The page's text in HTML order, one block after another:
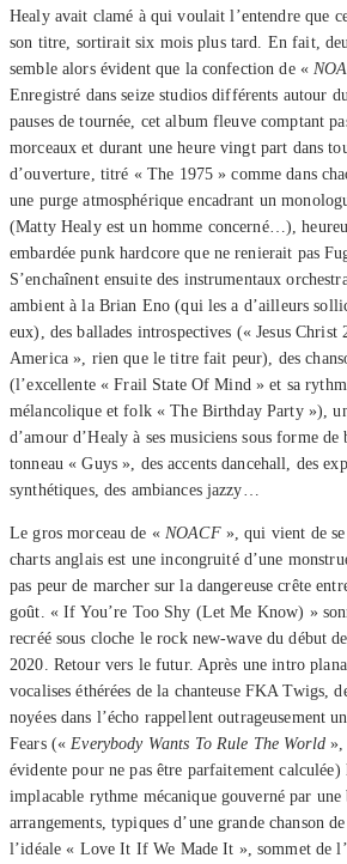
Healy avait clamé à qui voulait l’entendre que
son titre, sortirait six mois plus tard. En fait,
semble alors évident que la confection de «
Enregistré dans seize studios différents autour
pauses de tournée, cet album fleuve comptant
morceaux et durant une heure vingt part dans
d’ouverture, titré « The 1975 » comme dans
une purge atmosphérique encadrant un
(Matty Healy est un homme concerné…),
embardée punk hardcore que ne renierait pas
S’enchaînent ensuite des instrumentaux
ambient à la Brian Eno (qui les a d’ailleurs
eux), des ballades introspectives (« Jesus Christ
America », rien que le titre fait peur), des
(l’excellente « Frail State Of Mind » et sa
mélancolique et folk « The Birthday Party »),
d’amour d’Healy à ses musiciens sous forme
tonneau « Guys », des accents dancehall, des
synthétiques, des ambiances jazzy…
Le gros morceau de « NOACF», qui vient de se
charts anglais est une incongruité d’une
pas peur de marcher sur la dangereuse crête
goût. « If You’re Too Shy (Let Me Know) »
recréé sous cloche le rock new-wave du début
2020. Retour vers le futur. Après une intro
vocalises éthérées de la chanteuse FKA Twigs,
noyées dans l’écho rappellent outrageusement
Fears (« Everybody Wants To Rule The World»,
évidente pour ne pas être parfaitement calculée)
implacable rythme mécanique gouverné par une
arrangements, typiques d’une grande chanson
l’idéale « Love It If We Made It », sommet de